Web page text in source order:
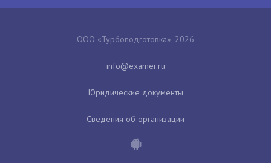
ООО «Турбоподготовка», 2026
Юридические документы
Сведения об организации